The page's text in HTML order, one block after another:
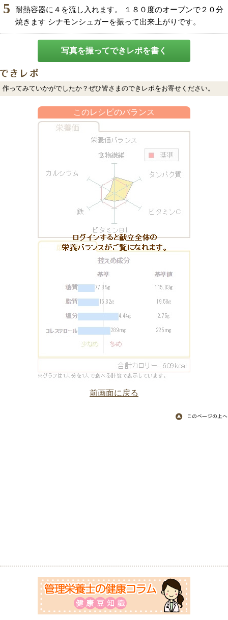
5
耐熱容器に４を流し入れます。 １８０度のオーブンで２０分
焼きます シナモンシュガーを振って出来上がりです。
写真を撮ってできレポを書く
作ってみていかがでしたか？ぜひ皆さまのできレポをお寄せください。
このレシピのバランス
前画面に戻る